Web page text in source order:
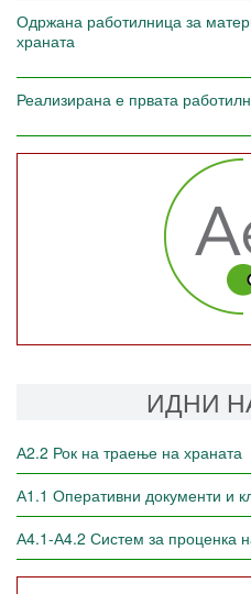
Одржана работилница за
храната
Реализирана е првата
ИДНИ
А2.2 Рок на траење на храната
А1.1 Оперативни документи и
А4.1-А4.2 Систем за проценка